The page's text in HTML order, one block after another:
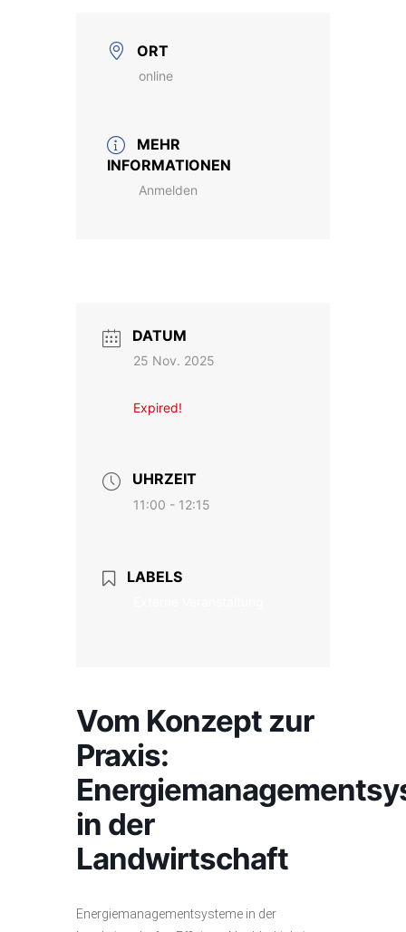
ORT
online
MEHR
INFORMATIONEN
Anmelden
DATUM
25 Nov. 2025
Expired!
UHRZEIT
11:00 - 12:15
LABELS
Vom Konzept zur
Praxis:
in der
Landwirtschaft
Energiemanagementsysteme in der